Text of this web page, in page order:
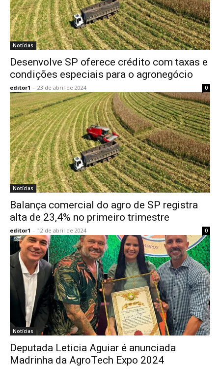
Notícias
Desenvolve SP oferece crédito com taxas e
condições especiais para o agronegócio
editor1 - 23 de abril de 2024 0
Notícias
Balança comercial do agro de SP registra
alta de 23,4% no primeiro trimestre
editor1 - 12 de abril de 2024 0
Notícias
Deputada Leticia Aguiar é anunciada
Madrinha da AgroTech Expo 2024